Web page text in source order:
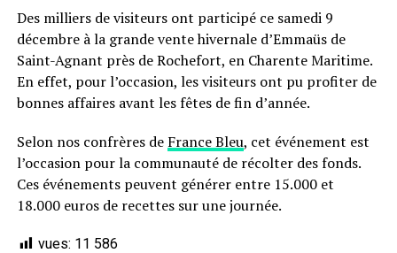
Des milliers de visiteurs ont participé ce samedi 9
décembre à la grande vente hivernale d’Emmaüs de
Saint-Agnant près de Rochefort, en Charente Maritime.
En effet, pour l’occasion, les visiteurs ont pu profiter de
bonnes affaires avant les fêtes de fin d’année.
Selon nos confrères de France Bleu, cet événement est
l’occasion pour la communauté de récolter des fonds.
Ces événements peuvent générer entre 15.000 et
18.000 euros de recettes sur une journée.
vues: 11 586